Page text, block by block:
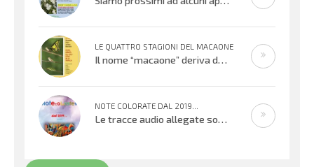
LE QUATTRO STAGIONI DEL MACAONE
Il nome “macaone” deriva dalla mitologia greca: Macaone era un abile medico e guerriero e il nome della farfalla
NOTE COLORATE DAL 2019...
Le tracce audio allegate sono promemoria di percorsi didattici realizzati